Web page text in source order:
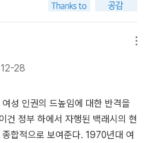
하려는 경영진과 남성 노동자의
동자들을 체계적으로 배제하고 심
임을 ‘선택’하게 했는지, ‘태아의
게 여성의 신체를 태아 대 여성의
심리 치료사의 상담실, 베스트셀
투쟁의 장소이기도 한 공장, ‘생명
를 일삼는 클리닉, 그리고 태아 측
의 생명을 두고 다투는 병원과 재판
격의 결과물들, 즉 여성의 몸과 정
28
성 인권의 드높임에 대한 반격을
건 정부 하에서 자행된 백래시의 현
합적으로 보여준다. 1970년대 여